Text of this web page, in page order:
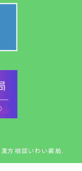
方相談いわい薬局.